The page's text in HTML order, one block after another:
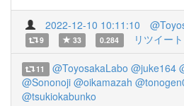
2022-12-10 10:11:10
9 33 0.284 リツイー
11 @ToyosakaLabo @juke164
@Sononoji @oikamazah
@tsukiokabunko